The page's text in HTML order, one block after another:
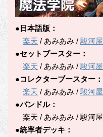
●日本語版：
楽天 / あみあみ / 駿河屋
●セットブースター：
楽天 / あみあみ / 駿河屋
●コレクターブースター：
楽天 / あみあみ / 駿河屋
●バンドル：
楽天 / あみあみ / 駿河屋
●統率者デッキ：